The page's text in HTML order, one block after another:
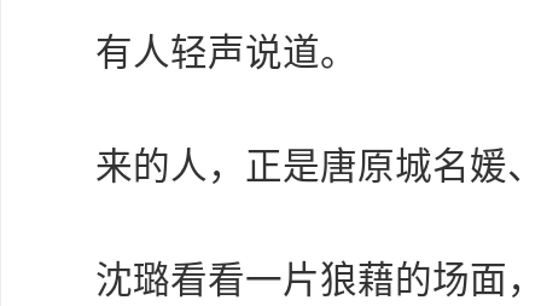
有人轻声说道。
来的人，正是唐原城名媛
沈璐看看一片狼藉的场面